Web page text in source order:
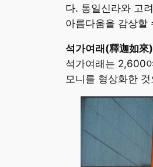
다. 통일신라와 고
아름다움을 감상할
석가여래(釋迦如來)
석가여래는 2,600
모니를 형상화한